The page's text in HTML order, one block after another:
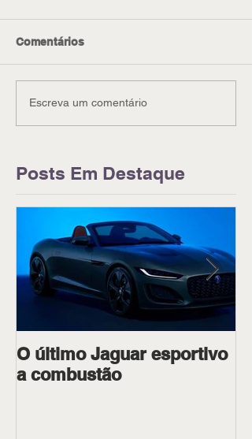
Comentários
Escreva um comentário
Posts Em Destaque
O último Jaguar esportivo
a combustão